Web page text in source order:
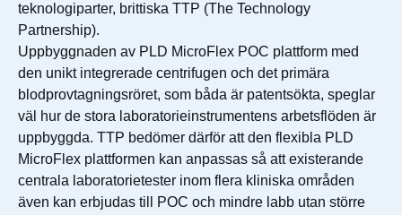
teknologiparter, brittiska TTP (The Technology
Partnership).
Uppbyggnaden av PLD MicroFlex POC plattform med
den unikt integrerade centrifugen och det primära
blodprovtagningsröret, som båda är patentsökta, speglar
väl hur de stora laboratorieinstrumentens arbetsflöden är
uppbyggda. TTP bedömer därför att den flexibla PLD
MicroFlex plattformen kan anpassas så att existerande
centrala laboratorietester inom flera kliniska områden
även kan erbjudas till POC och mindre labb utan större